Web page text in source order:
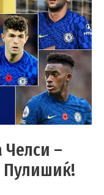
Челси –
Пулишиќ!